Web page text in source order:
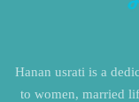
Hanan usrati is a
to women, married